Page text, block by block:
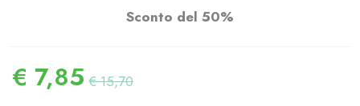
Sconto del 50%
€15,70
€ 7,85